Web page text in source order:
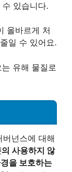
있습니다.
올바르게 처
일 수 있어요.
유해 물질로
넌스에 대해
사용하지 않
을 보호하는